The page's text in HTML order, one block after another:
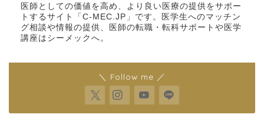
医師としての価値を高め、より良い医療の提供をサポー
トするサイト「C-MEC.JP」です。医学生へのマッチン
グ相談や情報の提供、医師の転職・転科サポートや医学
講座はシーメックへ。
＼ Follow me ／